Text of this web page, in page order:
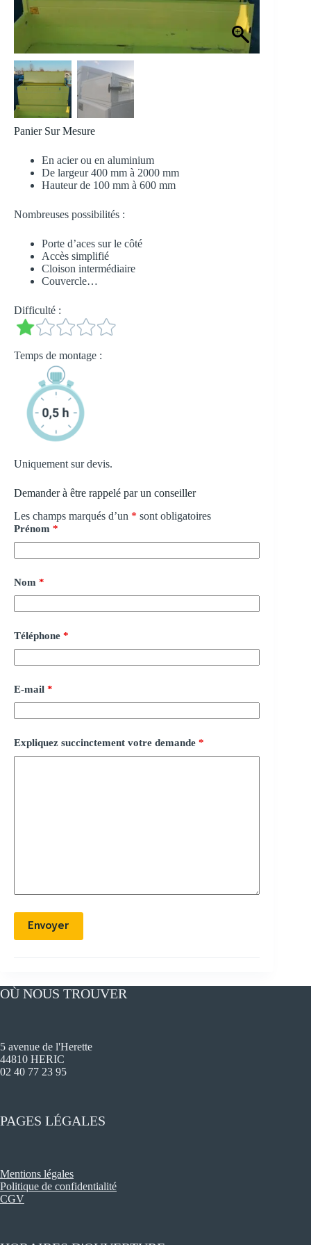
Panier Sur Mesure
En acier ou en aluminium
De largeur 400 mm à 2000 mm
Hauteur de 100 mm à 600 mm
Nombreuses possibilités :
Porte d’aces sur le côté
Accès simplifié
Cloison intermédiaire
Couvercle…
Difficulté :
Temps de montage :
Uniquement sur devis.
Demander à être rappelé par un conseiller
Les champs marqués d’un * sont obligatoires
Prénom *
Nom *
Téléphone *
E-mail *
Expliquez succinctement votre demande *
OÙ NOUS TROUVER
5 avenue de l'Herette
44810 HERIC
02 40 77 23 95
PAGES LÉGALES
Mentions légales
Politique de confidentialité
CGV